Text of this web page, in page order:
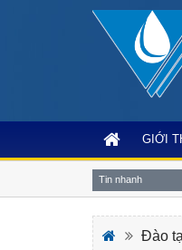
GIỚI
Tin nhanh
Chi hội Cấp Thoát
số
Đào